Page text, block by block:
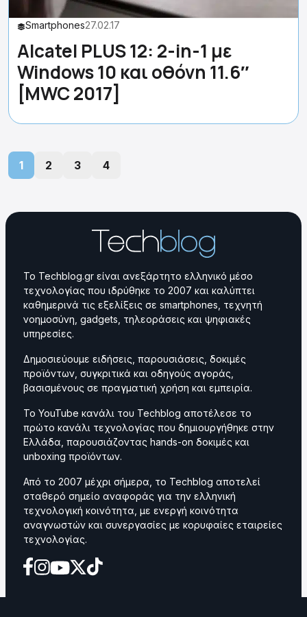
Smartphones27.02.17
Alcatel PLUS 12: 2-in-1 με
Windows 10 και οθόνη 11.6″
[MWC 2017]
1 2 3 4
Το Techblog.gr είναι ανεξάρτητο ελληνικό μέσο
τεχνολογίας που ιδρύθηκε το 2007 και καλύπτει
καθημερινά τις εξελίξεις σε smartphones, τεχνητή
νοημοσύνη, gadgets, τηλεοράσεις και ψηφιακές
υπηρεσίες.
Δημοσιεύουμε ειδήσεις, παρουσιάσεις, δοκιμές
προϊόντων, συγκριτικά και οδηγούς αγοράς,
βασισμένους σε πραγματική χρήση και εμπειρία.
Το YouTube κανάλι του Techblog αποτέλεσε το
πρώτο κανάλι τεχνολογίας που δημιουργήθηκε στην
Ελλάδα, παρουσιάζοντας hands-on δοκιμές και
unboxing προϊόντων.
Από το 2007 μέχρι σήμερα, το Techblog αποτελεί
σταθερό σημείο αναφοράς για την ελληνική
τεχνολογική κοινότητα, με ενεργή κοινότητα
αναγνωστών και συνεργασίες με κορυφαίες εταιρείες
τεχνολογίας.